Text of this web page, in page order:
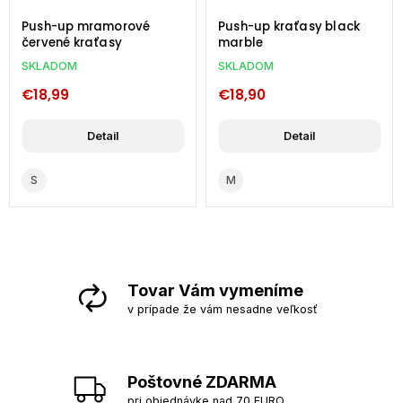
Push-up kraťasy black
marble
SKLADOM
€18,90
Detail
3/4-mramor-push-up-
kratasy
SKLADOM
€19,99
Detail
Tovar Vám vymeníme
v prípade že vám nesadne veľkosť
Poštovné ZDARMA